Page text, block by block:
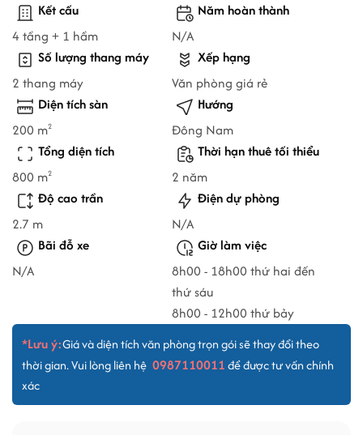
Kết cấu
4 tầng + 1 hầm
Năm hoàn thành
N/A
Số lượng thang máy
2 thang máy
Xếp hạng
Văn phòng giá rẻ
Diện tích sàn
200 m2
Hướng
Đông Nam
Tổng diện tích
800 m2
Thời hạn thuê tối thiểu
2 năm
Độ cao trần
2.7 m
Điện dự phòng
N/A
Bãi đỗ xe
N/A
Giờ làm việc
8h00 - 18h00 thứ hai đến
thứ sáu
8h00 - 12h00 thứ bảy
*Lưu ý:Giá và diện tích văn phòng trọn gói sẽ thay đổi theo
thời gian. Vui lòng liên hệ 0987110011để được tư vấn chính
xác